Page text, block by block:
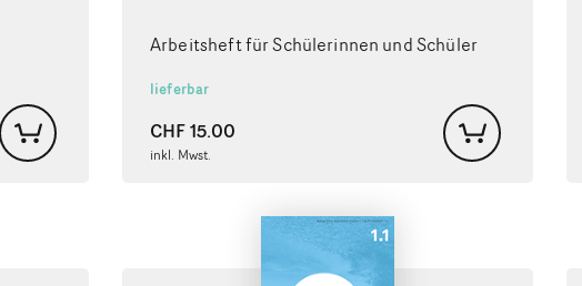
Arbeitsheft für Schülerinnen und Schüler
lieferbar
CHF15.00
inkl. Mwst.